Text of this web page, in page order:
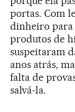
portas. Com
dinheiro para
produtos de
suspeitaram
anos atrás,
falta de
salvá-la.